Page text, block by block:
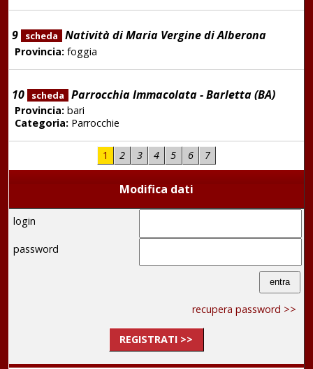
9 scheda Natività di Maria Vergine di Alberona
Provincia:foggia
10 scheda Parrocchia Immacolata - Barletta (BA)
Provincia:bari
Categoria:Parrocchie
1 2 3 4 5 6 7
Modifica dati
login
password
recupera password >>
REGISTRATI >>